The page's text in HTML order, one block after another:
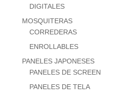
DIGITALES
MOSQUITERAS
CORREDERAS
ENROLLABLES
PANELES JAPONESES
PANELES DE SCREEN
PANELES DE TELA